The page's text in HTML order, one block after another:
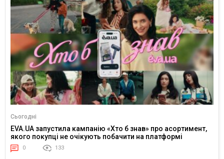
Сьогодні
EVA.UA запустила кампанію «Хто б знав» про асортимент,
якого покупці не очікують побачити на платформі
0 133